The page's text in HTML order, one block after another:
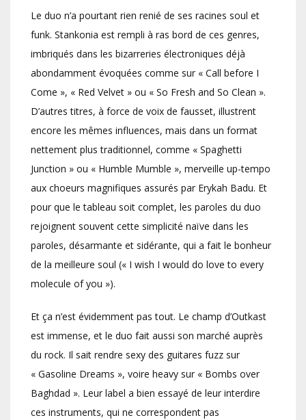
Le duo n’a pourtant rien renié de ses racines soul et
funk. Stankonia est rempli à ras bord de ces genres,
imbriqués dans les bizarreries électroniques déjà
abondamment évoquées comme sur « Call before I
Come », « Red Velvet » ou « So Fresh and So Clean ».
D’autres titres, à force de voix de fausset, illustrent
encore les mêmes influences, mais dans un format
nettement plus traditionnel, comme « Spaghetti
Junction » ou « Humble Mumble », merveille up-tempo
aux choeurs magnifiques assurés par Erykah Badu. Et
pour que le tableau soit complet, les paroles du duo
rejoignent souvent cette simplicité naïve dans les
paroles, désarmante et sidérante, qui a fait le bonheur
de la meilleure soul (« I wish I would do love to every
molecule of you »).
Et ça n’est évidemment pas tout. Le champ d’Outkast
est immense, et le duo fait aussi son marché auprès
du rock. Il sait rendre sexy des guitares fuzz sur
« Gasoline Dreams », voire heavy sur « Bombs over
Baghdad ». Leur label a bien essayé de leur interdire
ces instruments, qui ne correspondent pas